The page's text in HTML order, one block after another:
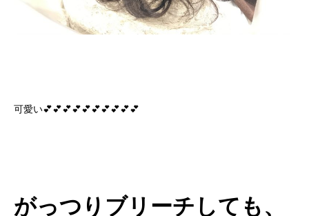
可愛い💕💕💕💕💕💕💕💕💕💕
がっつりブリーチしても、